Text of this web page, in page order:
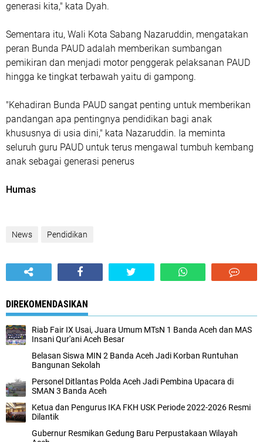
generasi kita," kata Dyah.
Sementara itu, Wali Kota Sabang Nazaruddin, mengatakan
peran Bunda PAUD adalah memberikan sumbangan
pemikiran dan menjadi motor penggerak pelaksanan PAUD
hingga ke tingkat terbawah yaitu di gampong.
"Kehadiran Bunda PAUD sangat penting untuk memberikan
pandangan apa pentingnya pendidikan bagi anak
khususnya di usia dini," kata Nazaruddin. Ia meminta
seluruh guru PAUD untuk terus mengawal tumbuh kembang
anak sebagai generasi penerus
Humas
News Pendidikan
DIREKOMENDASIKAN
Riab Fair IX Usai, Juara Umum MTsN 1 Banda Aceh dan MAS
Insani Qur'ani Aceh Besar
Belasan Siswa MIN 2 Banda Aceh Jadi Korban Runtuhan
Bangunan Sekolah
Personel Ditlantas Polda Aceh Jadi Pembina Upacara di
SMAN 3 Banda Aceh
Ketua dan Pengurus IKA FKH USK Periode 2022-2026 Resmi
Dilantik
Gubernur Resmikan Gedung Baru Perpustakaan Wilayah